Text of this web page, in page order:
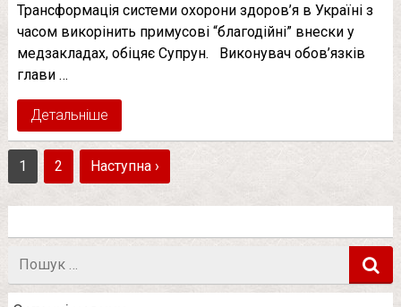
Трансформація системи охорони здоров’я в Україні з
часом викорінить примусові “благодійні” внески у
медзакладах, обіцяє Супрун. Виконувач обов’язків
глави …
Детальніше
1 2 Наступна ›
Пошук